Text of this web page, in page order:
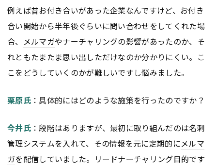
例えば昔お付き合いがあった企業なんですけど、お付き
合い開始から半年後ぐらいに問い合わせをしてくれた場
合、 メルマガやナーチャリングの影響があったのか、そ
れともたまたま思い出しただけなのか分かりにくい。こ
こをどうしていくのかが難しいですし悩みました。
栗原氏：具体的にはどのような施策を行ったのですか？
今井氏：段階はありますが、最初に取り組んだのは名刺
管理システムを入れて、その情報を元に定期的にメルマ
ガを配信していました。リードナーチャリング目的です